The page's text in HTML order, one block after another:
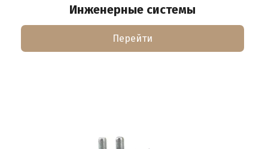
Инженерные системы
Перейти